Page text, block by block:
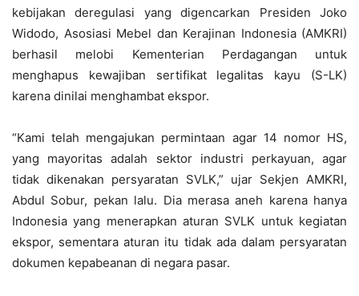
kebijakan deregulasi yang digencarkan Presiden Joko
Widodo, Asosiasi Mebel dan Kerajinan Indonesia (AMKRI)
berhasil melobi Kementerian Perdagangan untuk
menghapus kewajiban sertifikat legalitas kayu (S-LK)
karena dinilai menghambat ekspor.
“Kami telah mengajukan permintaan agar 14 nomor HS,
yang mayoritas adalah sektor industri perkayuan, agar
tidak dikenakan persyaratan SVLK,” ujar Sekjen AMKRI,
Abdul Sobur, pekan lalu. Dia merasa aneh karena hanya
Indonesia yang menerapkan aturan SVLK untuk kegiatan
ekspor, sementara aturan itu tidak ada dalam persyaratan
dokumen kepabeanan di negara pasar.